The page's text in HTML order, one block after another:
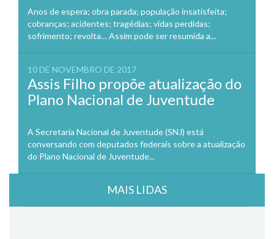
Anos de espera; obra parada; população insatisfeita;
cobranças; acidentes; tragédias; vidas perdidas;
sofrimento; revolta… Assim pode ser resumida a...
10 DE NOVEMBRO DE 2017
Assis Filho propõe atualização do
Plano Nacional de Juventude
A Secretaria Nacional de Juventude (SNJ) está
conversando com deputados federais sobre a atualização
do Plano Nacional de Juventude...
MAIS LIDAS